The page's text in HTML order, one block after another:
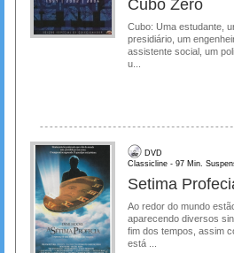
Cubo Zero
Cubo: Uma estudante,
presidiário, um
assistente social, um
u...
DVD
Classicline - 97 Min.
Setima
Ao redor do mundo
aparecendo diversos
fim dos tempos, assim
está ...